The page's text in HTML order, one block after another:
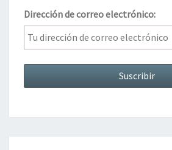
Dirección de correo electrónico: